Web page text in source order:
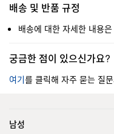
배송 및 반품 규정
배송에 대한 자세한 내용은
궁금한 점이 있으신가요?
여기를 클릭해 자주 묻는 질
남성